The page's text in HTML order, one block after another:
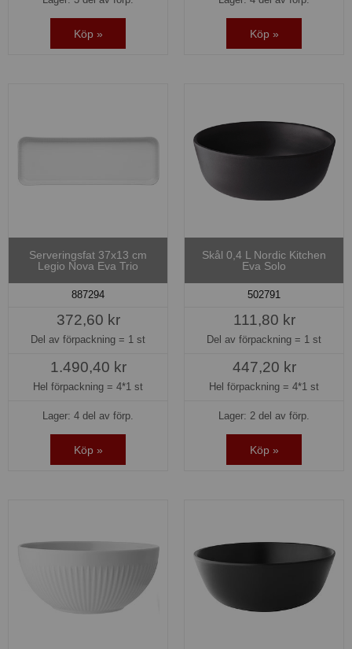
Köp » Köp »
Serveringsfat 37x13 cm
Legio Nova Eva Trio
887294
372,60 kr
Del av förpackning = 1 st
1.490,40 kr
Hel förpackning = 4*1 st
Lager: 4 del av förp.
Köp »
Skål 0,4 L Nordic Kitchen
Eva Solo
502791
111,80 kr
Del av förpackning = 1 st
447,20 kr
Hel förpackning = 4*1 st
Lager: 2 del av förp.
Köp »